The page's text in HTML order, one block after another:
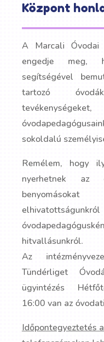
Központ
A Marcali Óvodai
engedje meg,
segítségével
tartozó
sokoldalú
Remélem, hogy
nyerhetnek az
hitvallásunkról.
Az
Tündérliget
ügyintézés
16:00 van az
Időpontegyeztetés